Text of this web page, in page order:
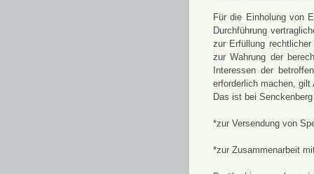
Für die Einholung von
Durchführung
zur Erfüllung
zur Wahrung der
Interessen der
erforderlich machen,
Das ist bei
*zur Versendung von
*zur Zusammenarbeit